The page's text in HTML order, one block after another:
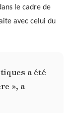
le cadre de
avec celui du
a été
», a